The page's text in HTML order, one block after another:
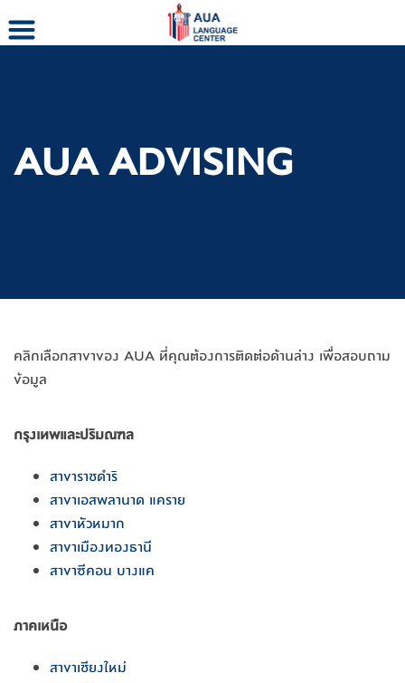
AUA ADVISING
คลิกเลือกสาขาของ AUA ที่คุณต้องการติดต่อด้านล่าง เพื่อสอบถาม
ข้อมูล
กรุงเทพและปริมณฑล
สาขาราชดำริ
สาขาเอสพลานาด แคราย
สาขาหัวหมาก
สาขาเมืองทองธานี
สาขาซีคอน บางแค
ภาคเหนือ
สาขาเชียงใหม่